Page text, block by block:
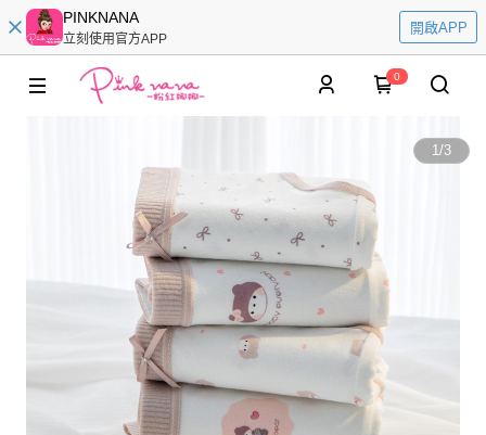
PINKNANA
立刻使用官方APP
開啟APP
0
1/3